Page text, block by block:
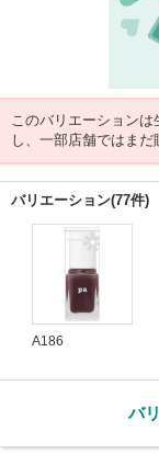
このバリエーション
し、一部店舗ではまだ
バリエーション(77件)
A186
バ